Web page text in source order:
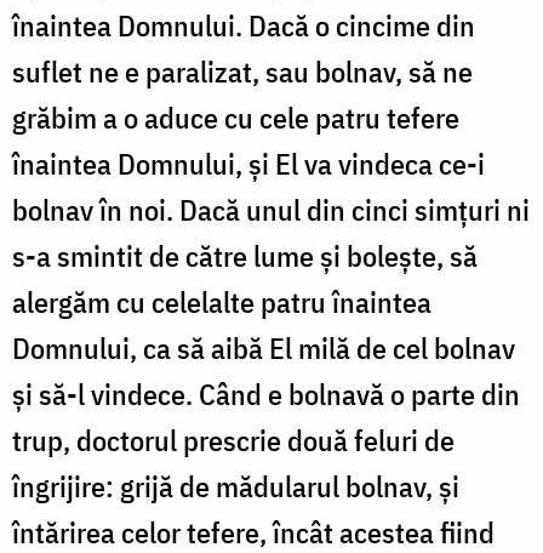
înaintea Domnului. Dacă o cincime din
suflet ne e paralizat, sau bolnav, să ne
grăbim a o aduce cu cele patru tefere
înaintea Dom­nului, şi El va vindeca ce-i
bolnav în noi. Dacă unul din cinci sim­ţuri ni
s-a smintit de către lume şi boleşte, să
alergăm cu celelalte patru înaintea
Domnului, ca să aibă El milă de cel bolnav
şi să-l vindece. Când e bolnavă o parte din
trup, doctorul prescrie două feluri de
îngrijire: grijă de mădularul bolnav, şi
întărirea celor tefe­re, încât acestea fiind